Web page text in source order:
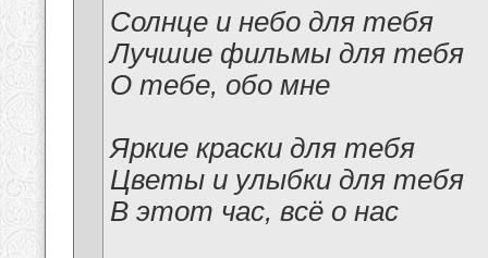
Солнце и небо для тебя
Лучшие фильмы для тебя
О тебе, обо мне
Яркие краски для тебя
Цветы и улыбки для тебя
В этот час, всё о нас